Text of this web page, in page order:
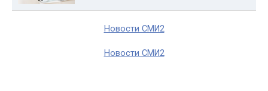
Новости СМИ2
Новости СМИ2